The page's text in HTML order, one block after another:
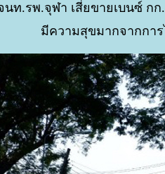
ท.รพ.จุฬา เสี่ยขายเบนซ์ ก
มีความสุขมากจากกา